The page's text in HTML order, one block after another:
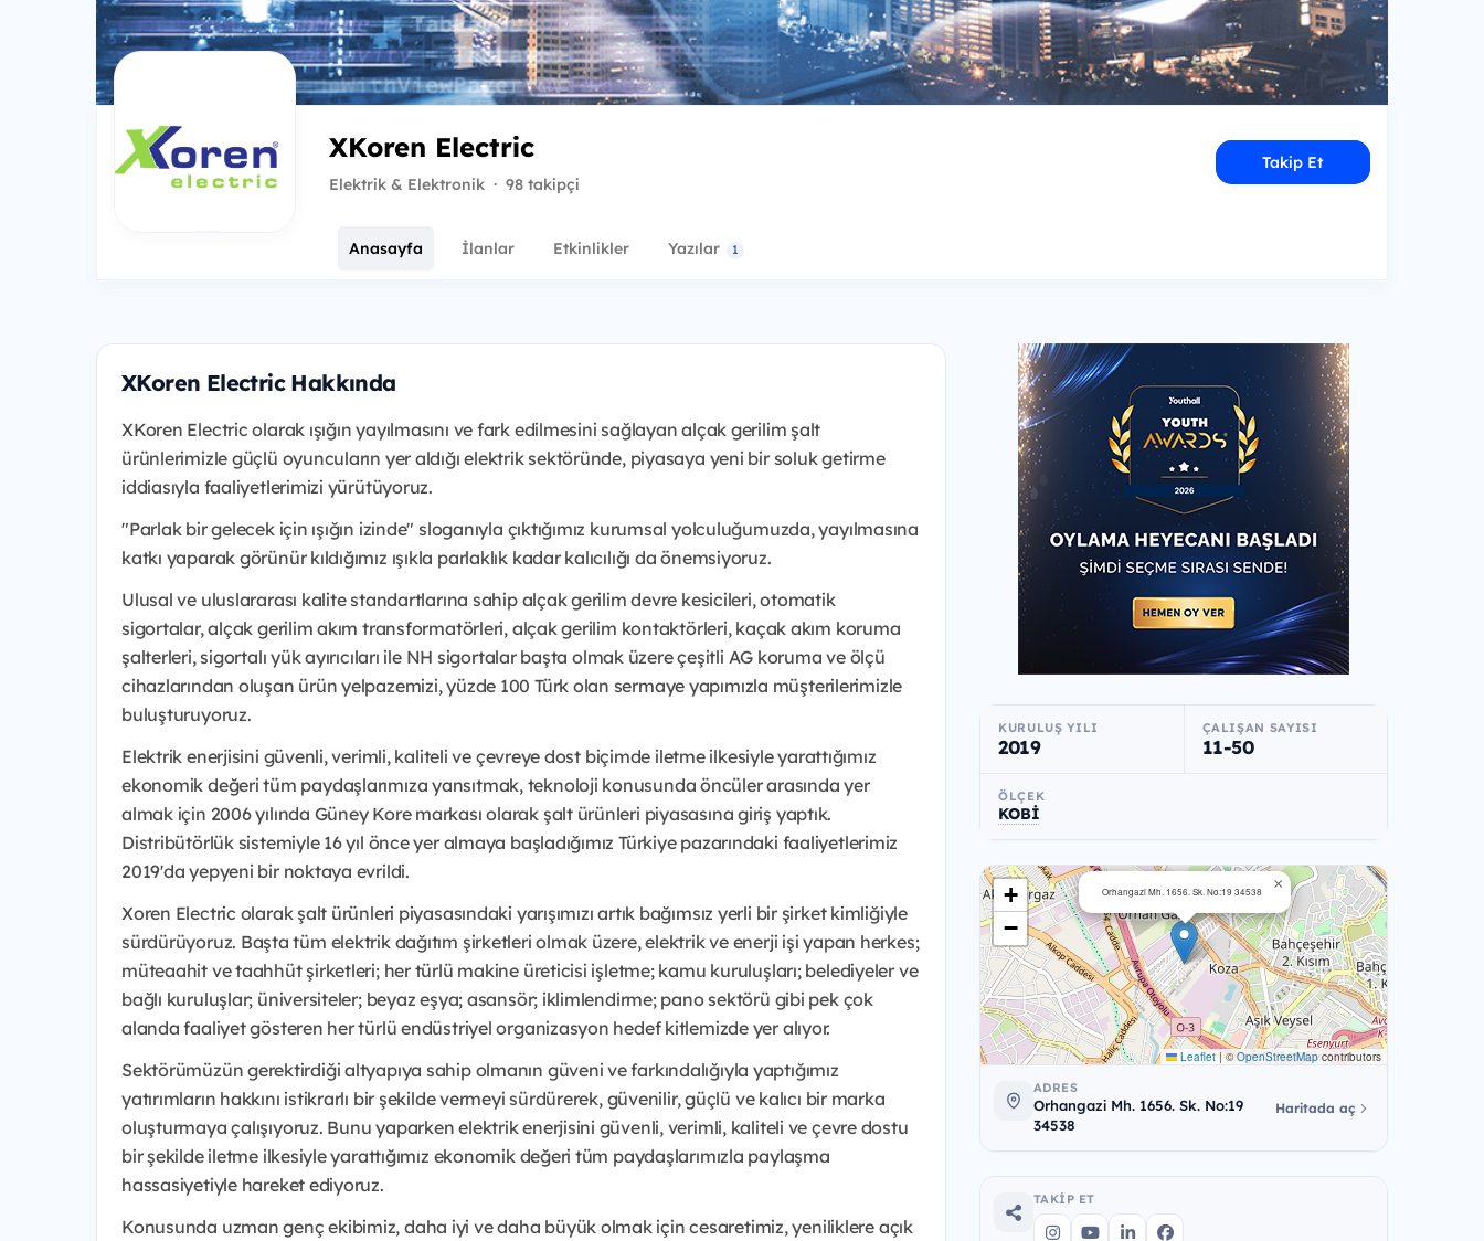
XKoren Electric
Elektrik & Elektronik · 98 takipçi
Takip Et
Anasayfa İlanlar Etkinlikler Yazılar 1
XKoren Electric Hakkında
XKoren Electric olarak ışığın yayılmasını ve fark edilmesini sağlayan alçak gerilim şalt
ürünlerimizle güçlü oyuncuların yer aldığı elektrik sektöründe, piyasaya yeni bir soluk getirme
iddiasıyla faaliyetlerimizi yürütüyoruz.
"Parlak bir gelecek için ışığın izinde" sloganıyla çıktığımız kurumsal yolculuğumuzda, yayılmasına
katkı yaparak görünür kıldığımız ışıkla parlaklık kadar kalıcılığı da önemsiyoruz.
Ulusal ve uluslararası kalite standartlarına sahip alçak gerilim devre kesicileri, otomatik
sigortalar, alçak gerilim akım transformatörleri, alçak gerilim kontaktörleri, kaçak akım koruma
şalterleri, sigortalı yük ayırıcıları ile NH sigortalar başta olmak üzere çeşitli AG koruma ve ölçü
cihazlarından oluşan ürün yelpazemizi, yüzde 100 Türk olan sermaye yapımızla müşterilerimizle
buluşturuyoruz.
Elektrik enerjisini güvenli, verimli, kaliteli ve çevreye dost biçimde iletme ilkesiyle yarattığımız
ekonomik değeri tüm paydaşlarımıza yansıtmak, teknoloji konusunda öncüler arasında yer
almak için 2006 yılında Güney Kore markası olarak şalt ürünleri piyasasına giriş yaptık.
Distribütörlük sistemiyle 16 yıl önce yer almaya başladığımız Türkiye pazarındaki faaliyetlerimiz
2019'da yepyeni bir noktaya evrildi.
Xoren Electric olarak şalt ürünleri piyasasındaki yarışımızı artık bağımsız yerli bir şirket kimliğiyle
sürdürüyoruz. Başta tüm elektrik dağıtım şirketleri olmak üzere, elektrik ve enerji işi yapan herkes;
müteaahit ve taahhüt şirketleri; her türlü makine üreticisi işletme; kamu kuruluşları; belediyeler ve
bağlı kuruluşlar; üniversiteler; beyaz eşya; asansör; iklimlendirme; pano sektörü gibi pek çok
alanda faaliyet gösteren her türlü endüstriyel organizasyon hedef kitlemizde yer alıyor.
Sektörümüzün gerektirdiği altyapıya sahip olmanın güveni ve farkındalığıyla yaptığımız
yatırımların hakkını istikrarlı bir şekilde vermeyi sürdürerek, güvenilir, güçlü ve kalıcı bir marka
oluşturmaya çalışıyoruz. Bunu yaparken elektrik enerjisini güvenli, verimli, kaliteli ve çevre dostu
bir şekilde iletme ilkesiyle yarattığımız ekonomik değeri tüm paydaşlarımızla paylaşma
hassasiyetiyle hareket ediyoruz.
Konusunda uzman genç ekibimiz, daha iyi ve daha büyük olmak için cesaretimiz, yeniliklere açık
KURULUŞ YILI
2019
ÇALIŞAN SAYISI
11-50
ÖLÇEK
KOBİ
Orhangazi Mh. 1656. Sk. No:19 34538 ×
+
−
Leaflet |©OpenStreetMapcontributors
ADRES
Orhangazi Mh. 1656. Sk. No:19
34538
Haritada aç
TAKIP ET